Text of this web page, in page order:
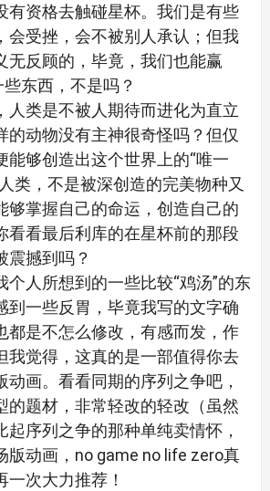
有资格去触碰星杯。我们是有些
会受挫，会不被别人承认；但我
无反顾的，毕竟，我们也能赢
东西，不是吗？
人类是不被人期待而进化为直立
的动物没有主神很奇怪吗？但仅
能够创造出这个世界上的“唯一
类，不是被深创造的完美物种又
够掌握自己的命运，创造自己的
看看最后利库的在星杯前的那段
震撼到吗？
个人所想到的一些比较“鸡汤”的东
到一些反胃，毕竟我写的文字确
都是不怎么修改，有感而发，作
我觉得，这真的是一部值得你去
动画。看看同期的序列之争吧，
的题材，非常轻改的轻改（虽然
起序列之争的那种单纯卖情怀，
版动画，no game no life zero真
次大力推荐！